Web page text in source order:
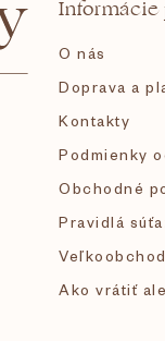
Informácie
O nás
Doprava a
Kontakty
Podmienky
Obchodné
Pravidlá
Ako vrátiť